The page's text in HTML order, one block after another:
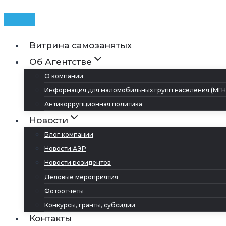
Витрина самозанятых
Об Агентстве
О компании
Информация для маломобильных групп населения
Антикоррупционная политика
Новости
Блог компании
Новости АЭР
Новости резидентов
Деловые мероприятия
Фотоотчеты
Конкурсы, гранты, субсидии
Контакты